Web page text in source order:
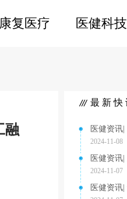
康复医疗 医健科技
融
最新快
医健资讯
2024-11-08
医健资讯|
2024-11-07
医健资讯|